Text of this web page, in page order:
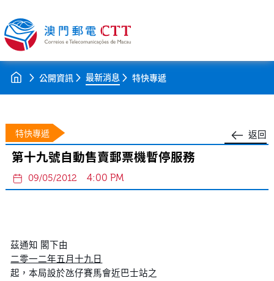
公開資訊 最新消息 特快專遞
返回
特快專遞
第十九號自動售賣郵票機暫停服務
09/05/2012 4:00 PM
茲通知 閣下由
二零一二年五月十九日
起，本局設於氹仔賽馬會近巴士站之